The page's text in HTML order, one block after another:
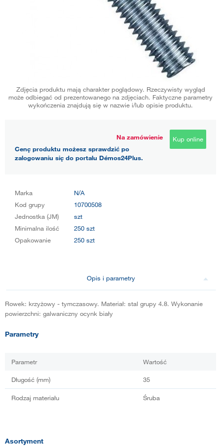
Zdjęcia produktu mają charakter poglądowy. Rzeczywisty wygląd
może odbiegać od prezentowanego na zdjęciach. Faktyczne parametry
wykończenia znajdują się w nazwie i/lub opisie produktu.
Na zamówienie
Cenę produktu możesz sprawdzić po
zalogowaniu się do portalu Démos24Plus.
Kup online
Marka
N/A
Kod grupy
10700508
Jednostka (JM)
szt
Minimalna ilość
250 szt
Opakowanie
250 szt
Opis i parametry
Rowek: krzyżowy - tymczasowy. Materiał: stal grupy 4.8. Wykonanie
powierzchni: galwaniczny ocynk biały
Parametry
Parametr Wartość
Długość (mm) 35
Rodzaj materiału Śruba
Asortyment